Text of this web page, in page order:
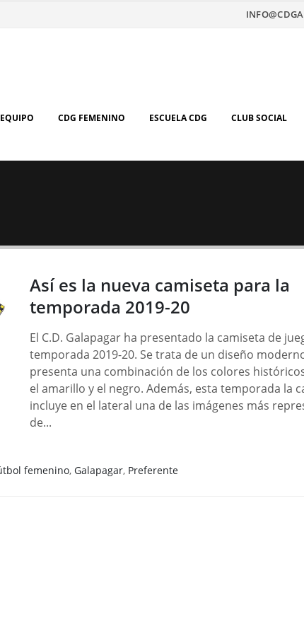
CDG FEMENINO ESCUELA CDG CLUB SOCIAL
Así es la nueva camiseta para la
temporada 2019-20
El C.D. Galapagar ha presentado la camiseta de
temporada 2019-20. Se trata de un diseño
presenta una combinación de los colores
el amarillo y el negro. Además, esta temporada la
incluye en el lateral una de las imágenes más
de...
femenino,Galapagar, Preferente